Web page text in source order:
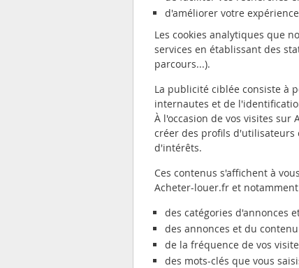
d'améliorer votre
Les cookies analytiques que
services en établissant des
parcours...).
La publicité ciblée consiste à
internautes et de
À l'occasion de vos visites
créer des profils d'utilisateurs
d'intérêts.
Ces contenus s'affichent à
Acheter-louer.fr et
des catégories d'annonces
des annonces et du
de la fréquence de vos
des mots-clés que vous